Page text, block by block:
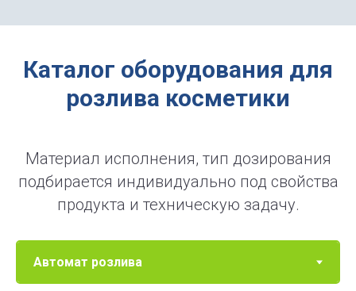
Каталог оборудования для
розлива косметики
Материал исполнения, тип дозирования
подбирается индивидуально под свойства
продукта и техническую задачу.